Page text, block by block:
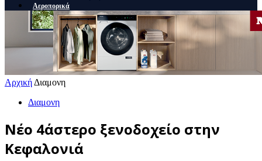
Αεροπορικά
Αρχική Διαμονη
Διαμονη
Νέο 4άστερο ξενοδοχείο στην
Κεφαλονιά